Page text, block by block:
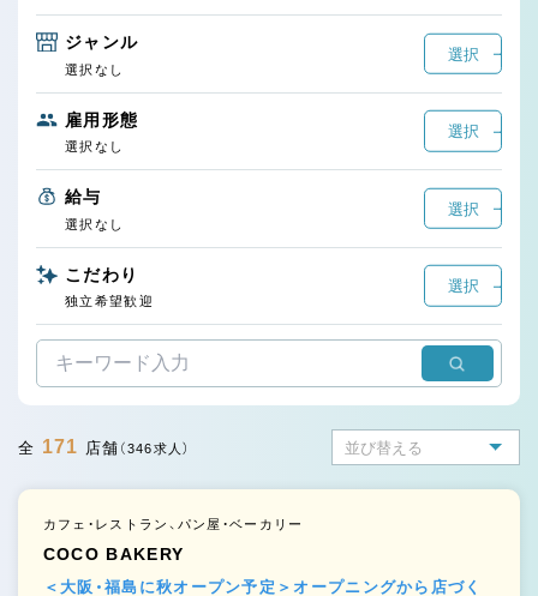
ジャンル
選択
選択なし
雇用形態
選択
選択なし
給与
選択
選択なし
こだわり
選択
独立希望歓迎
全 171 店舗 （346求人）
カフェ・レストラン、パン屋・ベーカリー
COCO BAKERY
＜大阪・福島に秋オープン予定＞オープニングから店づく